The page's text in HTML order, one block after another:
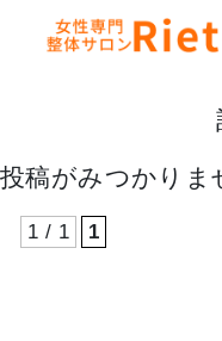
投稿がみつかりま
1 / 1 1